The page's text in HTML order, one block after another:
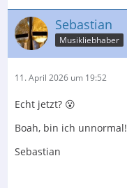
Sebastian
Musikliebhaber
11. April 2026 um 19:52
Echt jetzt? 😮
Boah, bin ich unnormal!
Sebastian